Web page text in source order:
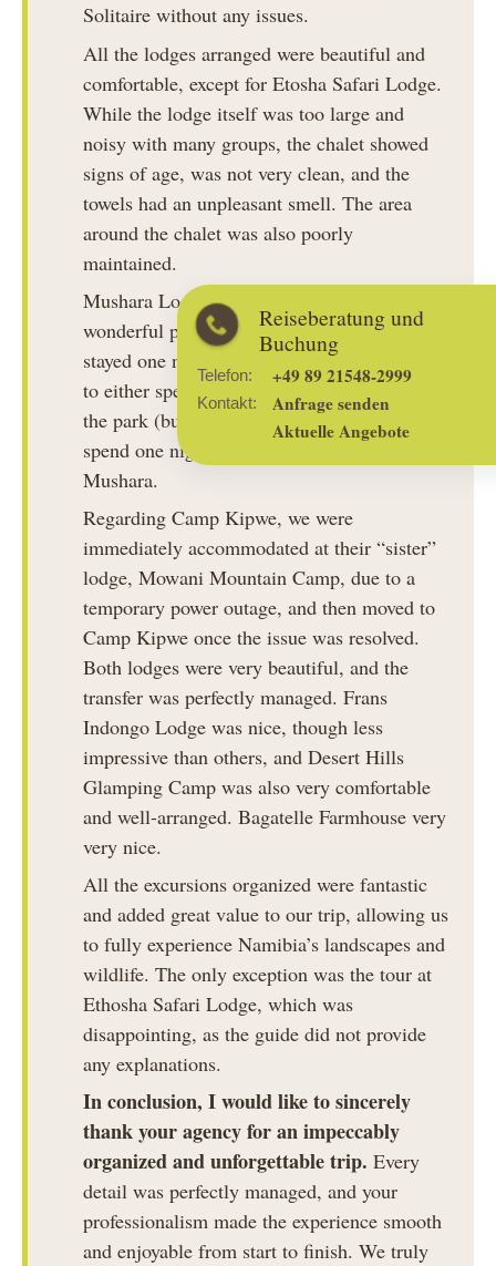
Reiseberatung und
Buchung
Telefon: +49 89 21548-2999
Kontakt:
Anfrage senden
Aktuelle Angebote
Solitaire without any issues.
All the lodges arranged were beautiful and
comfortable, except for Etosha Safari Lodge.
While the lodge itself was too large and
noisy with many groups, the chalet showed
signs of age, was not very clean, and the
towels had an unpleasant smell. The area
around the chalet was also poorly
maintained.
Mushara Lodge was incredible—a truly
wonderful place. It was a shame we only
stayed one night. Perhaps it would be better
to either spend two nights at the beginning of
the park (but definitely not at Etosha) or
spend one night at the start and two nights at
Mushara.
Regarding Camp Kipwe, we were
immediately accommodated at their “sister”
lodge, Mowani Mountain Camp, due to a
temporary power outage, and then moved to
Camp Kipwe once the issue was resolved.
Both lodges were very beautiful, and the
transfer was perfectly managed. Frans
Indongo Lodge was nice, though less
impressive than others, and Desert Hills
Glamping Camp was also very comfortable
and well-arranged. Bagatelle Farmhouse very
very nice.
All the excursions organized were fantastic
and added great value to our trip, allowing us
to fully experience Namibia’s landscapes and
wildlife. The only exception was the tour at
Ethosha Safari Lodge, which was
disappointing, as the guide did not provide
any explanations.
In conclusion, I would like to sincerely
thank your agency for an impeccably
organized and unforgettable trip. Every
detail was perfectly managed, and your
professionalism made the experience smooth
and enjoyable from start to finish. We truly